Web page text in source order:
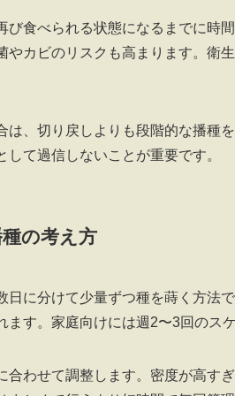
び食べられる状態になるまでに時
やカビのリスクも高まります。衛
は、切り戻しよりも段階的な播種
て過信しないことが重要です。
の考え方
日に分けて少量ずつ種を蒔く方法
す。家庭向けには週2〜3回のス
合わせて調整します。密度が高す